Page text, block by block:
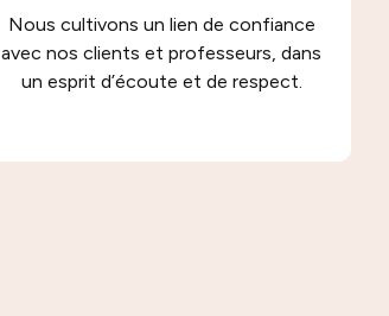
Nous cultivons un lien de confiance
avec nos clients et professeurs, dans
un esprit d’écoute et de respect.